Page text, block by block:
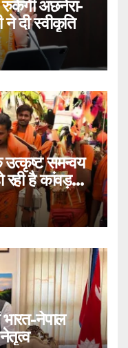
अछनेरा-
दी स्वीकृति
उत्कृष्ट समन्वय
है कांवड़
नेपाल